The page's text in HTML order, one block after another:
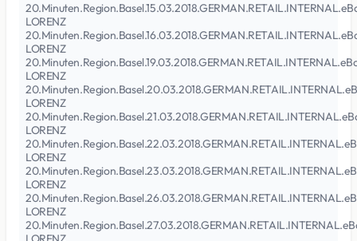
LORENZ
LORENZ
LORENZ
LORENZ
LORENZ
LORENZ
LORENZ
LORENZ